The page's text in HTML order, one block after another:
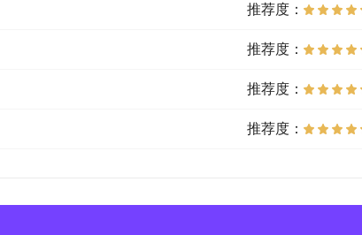
推荐度：
推荐度：
推荐度：
推荐度：